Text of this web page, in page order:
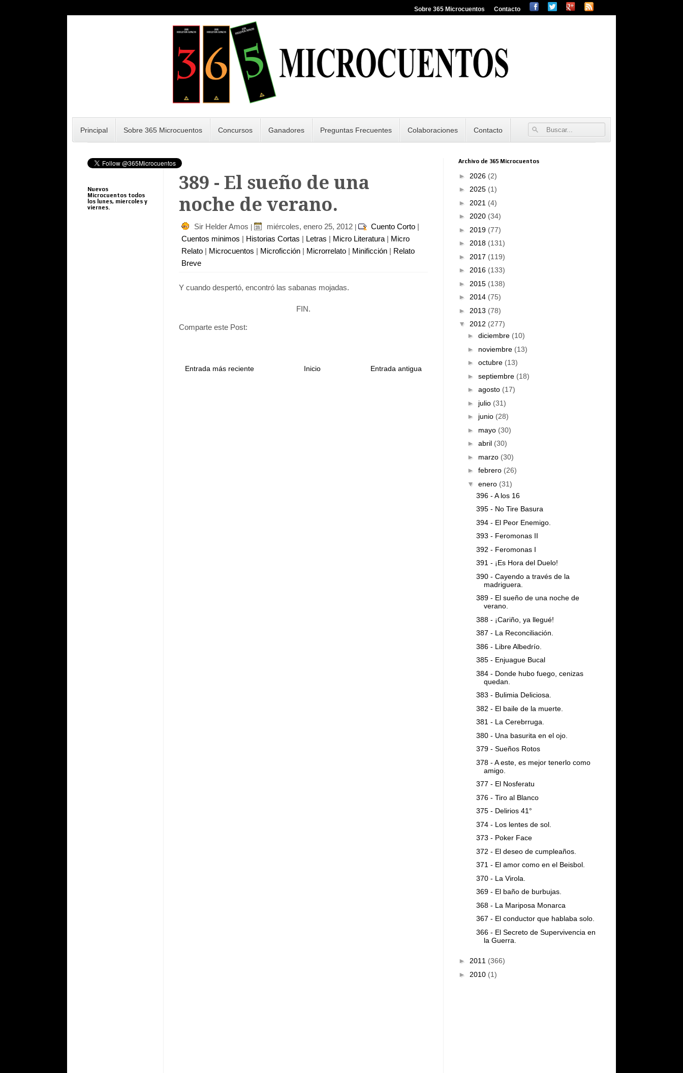
Sobre 365 Microcuentos Contacto
Principal Sobre 365 Microcuentos Concursos Ganadores Preguntas Frecuentes Colaboraciones Contacto
389 - El sueño de una
noche de verano.
Sir Helder Amos miércoles, enero 25, 2012 Cuento Corto |
Cuentos minimos | Historias Cortas | Letras | Micro Literatura | Micro
Relato | Microcuentos | Microficción | Microrrelato | Minificción | Relato
Breve
Y cuando despertó, encontró las sabanas mojadas.
FIN.
Comparte este Post:
Entrada más reciente Entrada antigua
Inicio
Nuevos
Microcuentos todos
los lunes, miercoles y
viernes.
Archivo de 365 Microcuentos
► 2026 (2)
► 2025 (1)
► 2021 (4)
► 2020 (34)
► 2019 (77)
► 2018 (131)
► 2017 (119)
► 2016 (133)
► 2015 (138)
► 2014 (75)
► 2013 (78)
▼ 2012 (277)
► diciembre (10)
► noviembre (13)
► octubre (13)
► septiembre (18)
► agosto (17)
► julio (31)
► junio (28)
► mayo (30)
► abril (30)
► marzo (30)
► febrero (26)
▼ enero (31)
396 - A los 16
395 - No Tire Basura
394 - El Peor Enemigo.
393 - Feromonas II
392 - Feromonas I
391 - ¡Es Hora del Duelo!
390 - Cayendo a través de la
madriguera.
389 - El sueño de una noche de
verano.
388 - ¡Cariño, ya llegué!
387 - La Reconciliación.
386 - Libre Albedrío.
385 - Enjuague Bucal
384 - Donde hubo fuego, cenizas
quedan.
383 - Bulimia Deliciosa.
382 - El baile de la muerte.
381 - La Cerebrruga.
380 - Una basurita en el ojo.
379 - Sueños Rotos
378 - A este, es mejor tenerlo como
amigo.
377 - El Nosferatu
376 - Tiro al Blanco
375 - Delirios 41°
374 - Los lentes de sol.
373 - Poker Face
372 - El deseo de cumpleaños.
371 - El amor como en el Beisbol.
370 - La Virola.
369 - El baño de burbujas.
368 - La Mariposa Monarca
367 - El conductor que hablaba solo.
366 - El Secreto de Supervivencia en
la Guerra.
► 2011 (366)
► 2010 (1)